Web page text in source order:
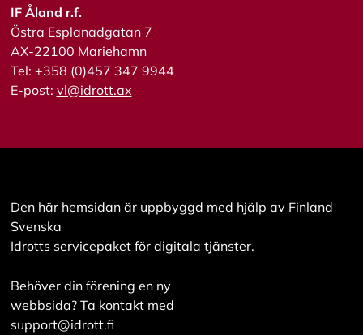
a
l
l
a
A
e
r
a
a
l
a
c
o
o
IF Åland r.f.
Östra Esplanadgatan 7
AX-22100 Mariehamn
Tel: +358 (0)457 347 9944
E-post: vl@idrott.ax
Den här hemsidan är uppbyggd med hjälp av Finland
Svenska
Idrotts servicepaket för digitala tjänster.
Behöver din förening en ny
webbsida? Ta kontakt med
support@idrott.fi